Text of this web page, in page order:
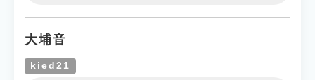
大埔音
kied21